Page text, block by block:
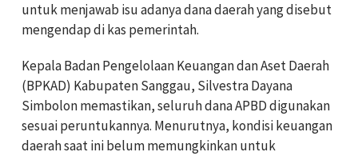
untuk menjawab isu adanya dana daerah yang disebut
mengendap di kas pemerintah.
Kepala Badan Pengelolaan Keuangan dan Aset Daerah
(BPKAD) Kabupaten Sanggau, Silvestra Dayana
Simbolon memastikan, seluruh dana APBD digunakan
sesuai peruntukannya. Menurutnya, kondisi keuangan
daerah saat ini belum memungkinkan untuk